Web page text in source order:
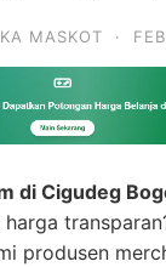
MASKOT ·
di Cigudeg
produsen